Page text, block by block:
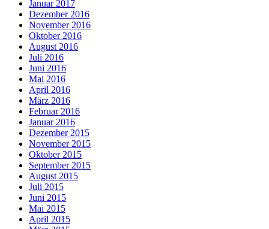
Januar 2017
Dezember 2016
November 2016
Oktober 2016
August 2016
Juli 2016
Juni 2016
Mai 2016
April 2016
März 2016
Februar 2016
Januar 2016
Dezember 2015
November 2015
Oktober 2015
September 2015
August 2015
Juli 2015
Juni 2015
Mai 2015
April 2015